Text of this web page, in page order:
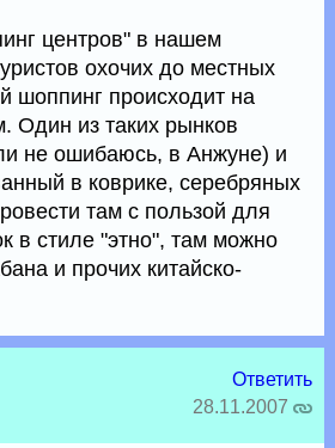
центров" в нашем
охочих до местных
шоппинг происходит на
Один из таких рынков
не ошибаюсь, в Анжуне) и
в коврике, серебряных
там с пользой для
в стиле "этно", там можно
и прочих китайско-
Ответить
28.11.2007